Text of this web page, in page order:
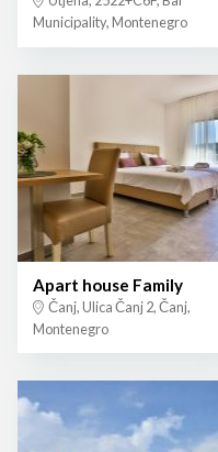
Municipality, Montenegro
Apart house Family
Čanj, Ulica Čanj 2, Čanj,
Montenegro